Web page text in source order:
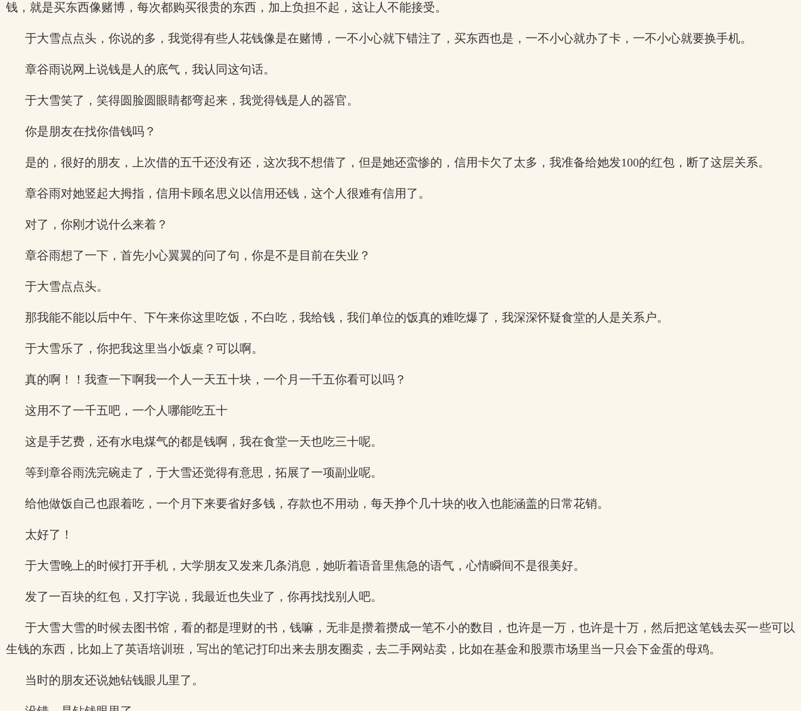
钱，就是买东西像赌博，每次都购买很贵的东西，加上负担不起，这让人不能接受。
于大雪点点头，你说的多，我觉得有些人花钱像是在赌博，一不小心就下错注了，买东西也是，一不小心就办了卡，一不小心就要换手机。
章谷雨说网上说钱是人的底气，我认同这句话。
于大雪笑了，笑得圆脸圆眼睛都弯起来，我觉得钱是人的器官。
你是朋友在找你借钱吗？
是的，很好的朋友，上次借的五千还没有还，这次我不想借了，但是她还蛮惨的，信用卡欠了太多，我准备给她发100的红包，断了这层关系。
章谷雨对她竖起大拇指，信用卡顾名思义以信用还钱，这个人很难有信用了。
对了，你刚才说什么来着？
章谷雨想了一下，首先小心翼翼的问了句，你是不是目前在失业？
于大雪点点头。
那我能不能以后中午、下午来你这里吃饭，不白吃，我给钱，我们单位的饭真的难吃爆了，我深深怀疑食堂的人是关系户。
于大雪乐了，你把我这里当小饭桌？可以啊。
真的啊！！我查一下啊我一个人一天五十块，一个月一千五你看可以吗？
这用不了一千五吧，一个人哪能吃五十
这是手艺费，还有水电煤气的都是钱啊，我在食堂一天也吃三十呢。
等到章谷雨洗完碗走了，于大雪还觉得有意思，拓展了一项副业呢。
给他做饭自己也跟着吃，一个月下来要省好多钱，存款也不用动，每天挣个几十块的收入也能涵盖的日常花销。
太好了！
于大雪晚上的时候打开手机，大学朋友又发来几条消息，她听着语音里焦急的语气，心情瞬间不是很美好。
发了一百块的红包，又打字说，我最近也失业了，你再找找别人吧。
于大雪大雪的时候去图书馆，看的都是理财的书，钱嘛，无非是攒着攒成一笔不小的数目，也许是一万，也许是十万，然后把这笔钱去买一些可以
生钱的东西，比如上了英语培训班，写出的笔记打印出来去朋友圈卖，去二手网站卖，比如在基金和股票市场里当一只会下金蛋的母鸡。
当时的朋友还说她钻钱眼儿里了。